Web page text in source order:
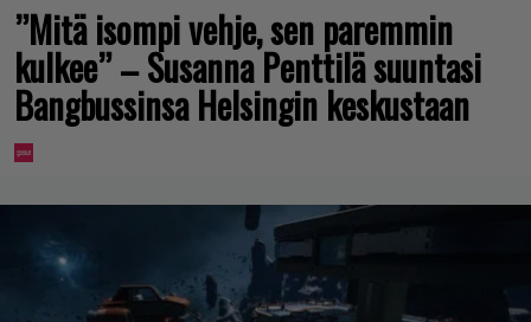
”Mitä isompi vehje, sen paremmin
kulkee” – Susanna Penttilä suuntasi
Bangbussinsa Helsingin keskustaan